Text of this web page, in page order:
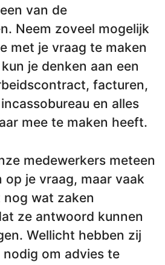
van de
Neem zoveel mogelijk
met je vraag te maken
je denken aan een
facturen,
en alles
mee te maken heeft.
medewerkers meteen
je vraag, maar vaak
wat zaken
ze antwoord kunnen
Wellicht hebben zij
om advies te